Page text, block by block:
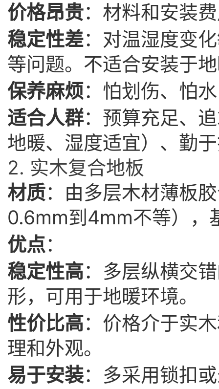
价格昂贵：材料和安装
稳定性差：对温湿度变
等问题。不适合安装于
保养麻烦：怕划伤、怕
适合人群：预算充足、
地暖、湿度适宜）、勤
2. 实木复合地板
材质：由多层木材薄板
0.6mm到4mm不等），
优点：
稳定性高：多层纵横交
形，可用于地暖环境。
性价比高：价格介于实
理和外观。
易于安装：多采用锁扣